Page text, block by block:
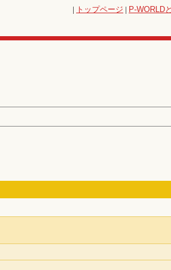
| トップページ | P-WORLD